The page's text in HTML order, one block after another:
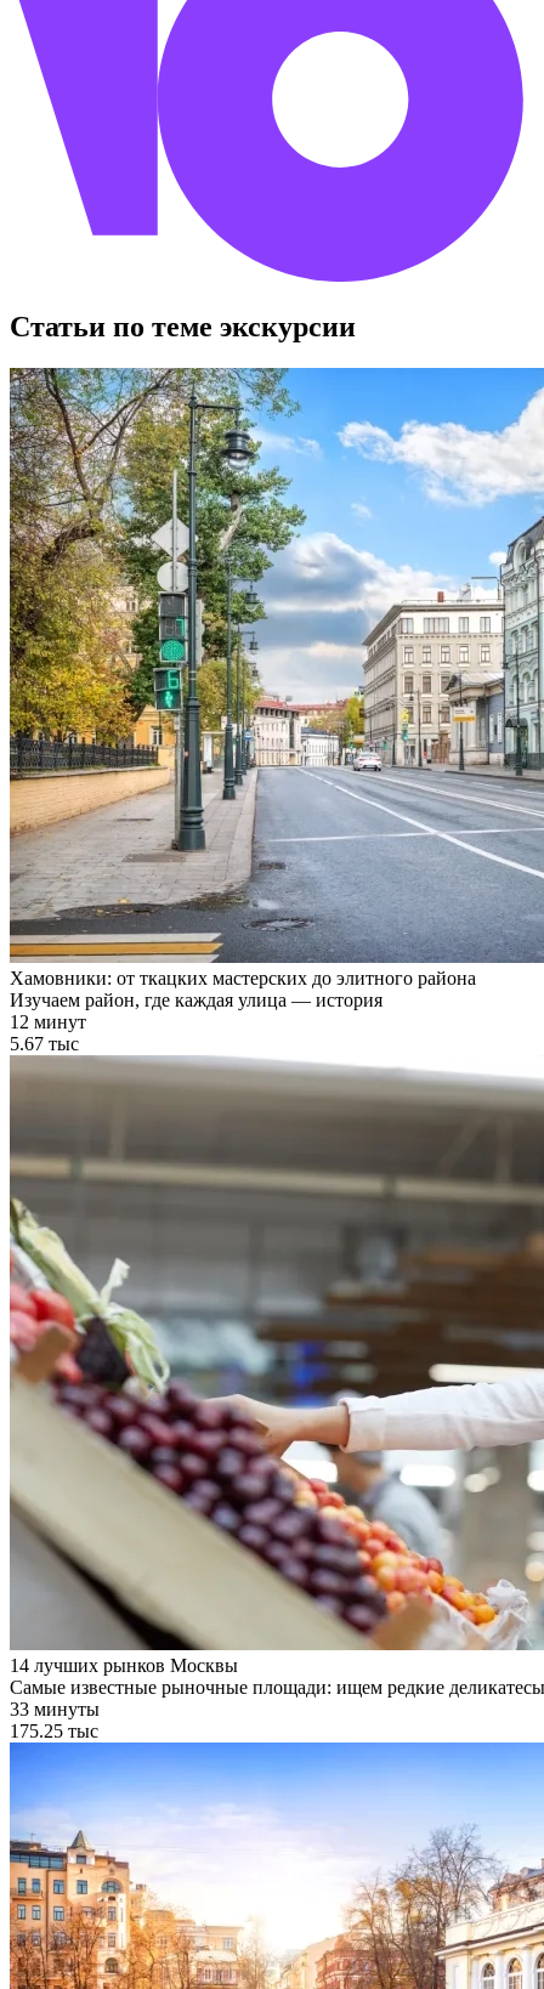
Статьи по теме экскурсии
Хамовники: от ткацких мастерских до элитного района
Изучаем район, где каждая улица — история
12 минут
5.67 тыс
14 лучших рынков Москвы
Самые известные рыночные площади: ищем редкие
33 минуты
175.25 тыс